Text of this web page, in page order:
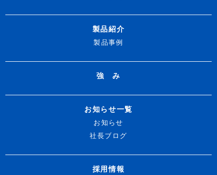
製品紹介
製品事例
強 み
お知らせ一覧
お知らせ
社長ブログ
採用情報